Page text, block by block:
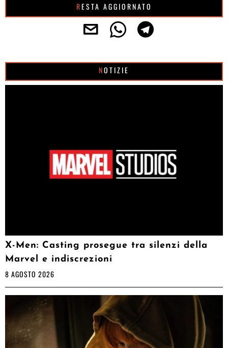
RESTA AGGIORNATO
NOTIZIE
X-Men: Casting prosegue tra silenzi della
Marvel e indiscrezioni
8 AGOSTO 2026